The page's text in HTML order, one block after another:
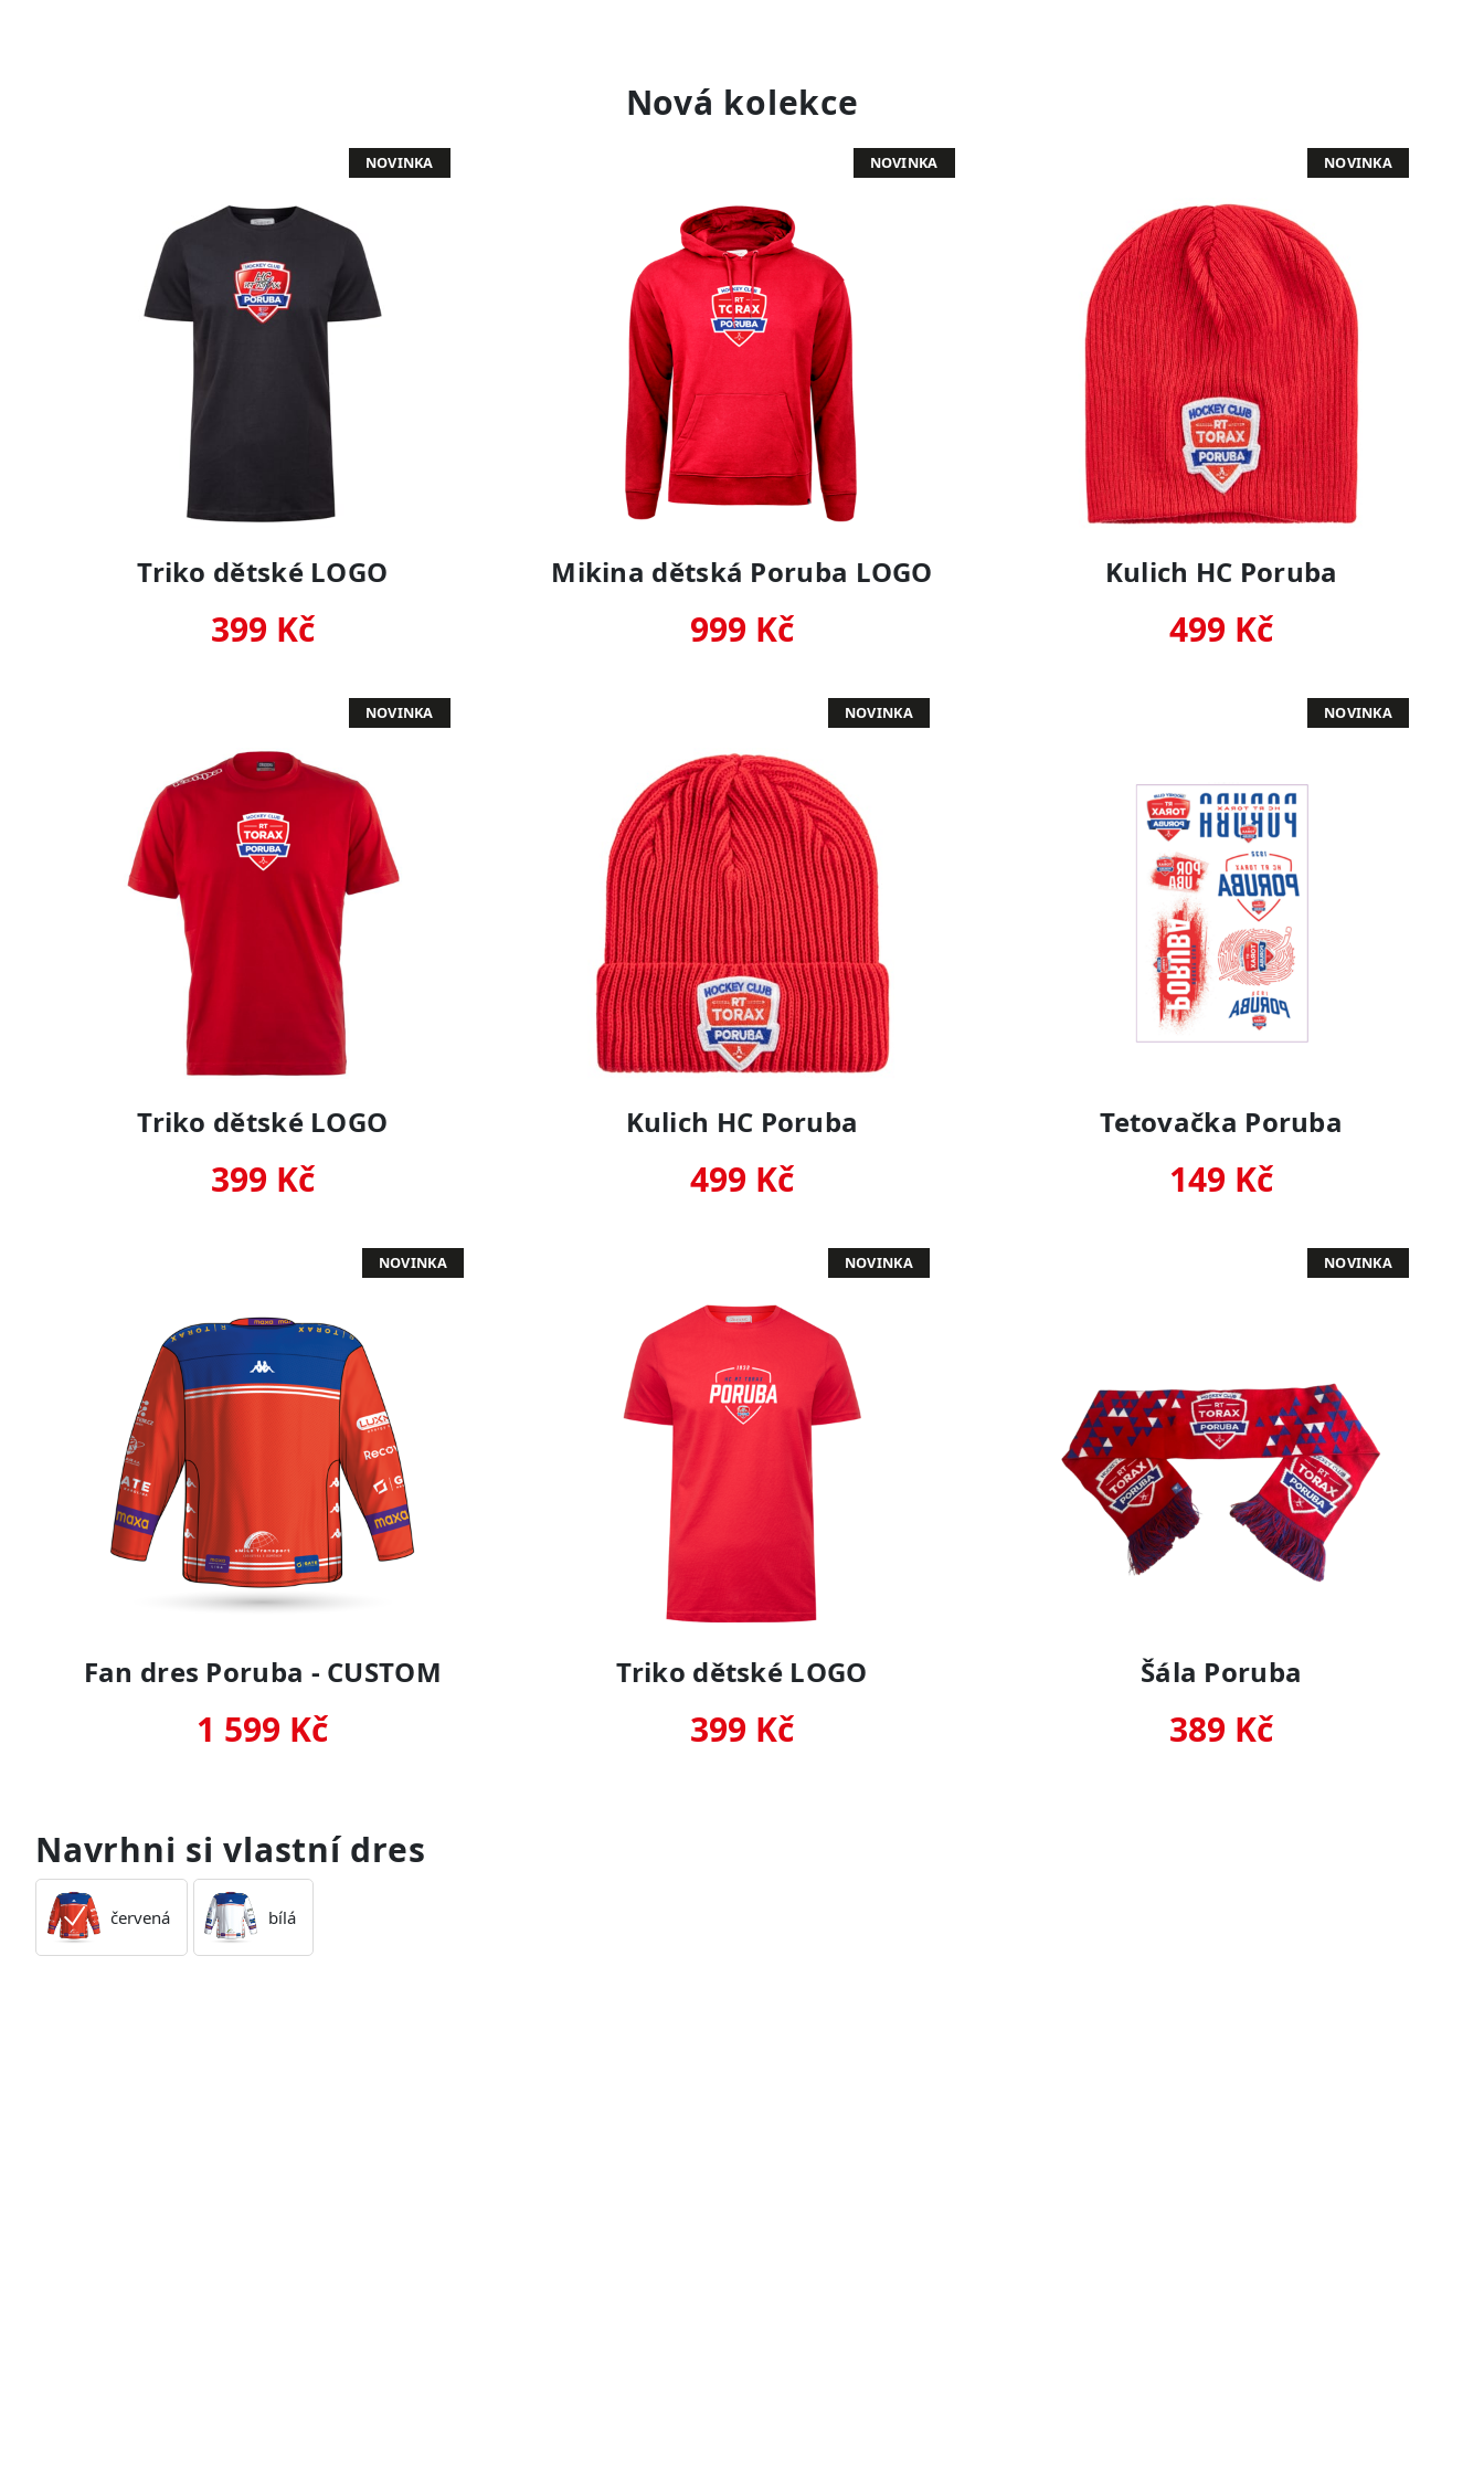
Nová kolekce
NOVINKA
Triko dětské LOGO
399 Kč
NOVINKA
Mikina dětská Poruba LOGO
999 Kč
NOVINKA
Kulich HC Poruba
499 Kč
NOVINKA
Triko dětské LOGO
399 Kč
NOVINKA
Kulich HC Poruba
499 Kč
NOVINKA
Tetovačka Poruba
149 Kč
NOVINKA
Fan dres Poruba - CUSTOM
1 599 Kč
NOVINKA
Triko dětské LOGO
399 Kč
NOVINKA
Šála Poruba
389 Kč
Navrhni si vlastní dres
červená bílá